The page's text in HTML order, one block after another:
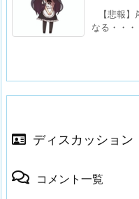
【悲報
なる・・
ディスカッション
コメント一覧